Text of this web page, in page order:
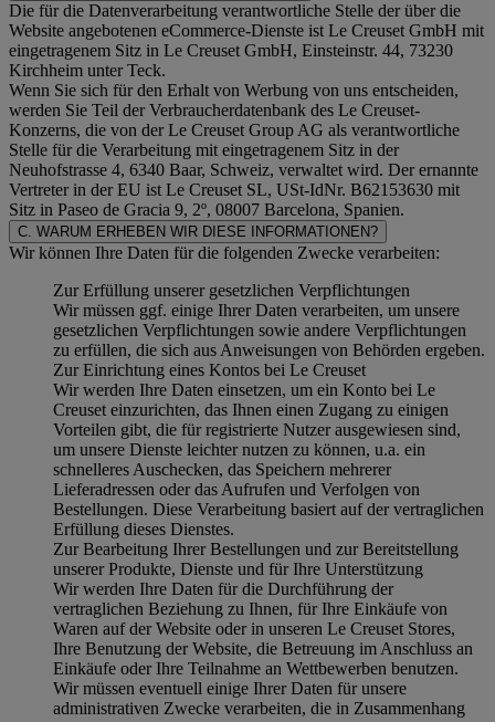
Die für die Datenverarbeitung verantwortliche Stelle der über die
Website angebotenen eCommerce-Dienste ist Le Creuset GmbH mit
eingetragenem Sitz in Le Creuset GmbH, Einsteinstr. 44, 73230
Kirchheim unter Teck.
Wenn Sie sich für den Erhalt von Werbung von uns entscheiden,
werden Sie Teil der Verbraucherdatenbank des Le Creuset-
Konzerns, die von der Le Creuset Group AG als verantwortliche
Stelle für die Verarbeitung mit eingetragenem Sitz in der
Neuhofstrasse 4, 6340 Baar, Schweiz, verwaltet wird. Der ernannte
Vertreter in der EU ist Le Creuset SL, USt-IdNr. B62153630 mit
Sitz in Paseo de Gracia 9, 2º, 08007 Barcelona, Spanien.
C. WARUM ERHEBEN WIR DIESE INFORMATIONEN?
Wir können Ihre Daten für die folgenden Zwecke verarbeiten:
Zur Erfüllung unserer gesetzlichen Verpflichtungen
Wir müssen ggf. einige Ihrer Daten verarbeiten, um unsere
gesetzlichen Verpflichtungen sowie andere Verpflichtungen
zu erfüllen, die sich aus Anweisungen von Behörden ergeben.
Zur Einrichtung eines Kontos bei Le Creuset
Wir werden Ihre Daten einsetzen, um ein Konto bei Le
Creuset einzurichten, das Ihnen einen Zugang zu einigen
Vorteilen gibt, die für registrierte Nutzer ausgewiesen sind,
um unsere Dienste leichter nutzen zu können, u.a. ein
schnelleres Auschecken, das Speichern mehrerer
Lieferadressen oder das Aufrufen und Verfolgen von
Bestellungen. Diese Verarbeitung basiert auf der vertraglichen
Erfüllung dieses Dienstes.
Zur Bearbeitung Ihrer Bestellungen und zur Bereitstellung
unserer Produkte, Dienste und für Ihre Unterstützung
Wir werden Ihre Daten für die Durchführung der
vertraglichen Beziehung zu Ihnen, für Ihre Einkäufe von
Waren auf der Website oder in unseren Le Creuset Stores,
Ihre Benutzung der Website, die Betreuung im Anschluss an
Einkäufe oder Ihre Teilnahme an Wettbewerben benutzen.
Wir müssen eventuell einige Ihrer Daten für unsere
administrativen Zwecke verarbeiten, die in Zusammenhang